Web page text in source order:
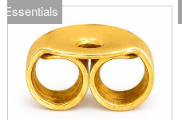
3,50 mm (7)
3,80 mm (2)
4,00 mm (32)
4.70mm (1)
4,20 mm (4)
4.80mm (1)
Essentials